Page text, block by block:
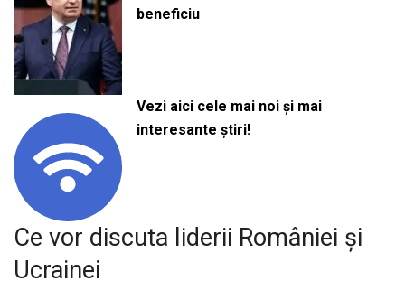
beneficiu
Vezi aici cele mai noi și mai
interesante știri!
Ce vor discuta liderii României și
Ucrainei